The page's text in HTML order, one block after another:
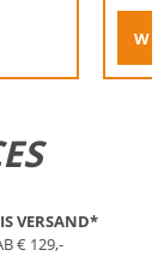
VERSAND*
€ 129,-